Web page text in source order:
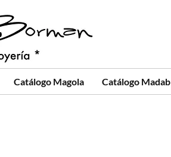
Catálogo Magola Catálogo Madab